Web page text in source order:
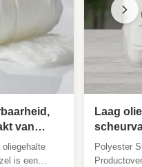
van
is een
Laag
met een
Polyester